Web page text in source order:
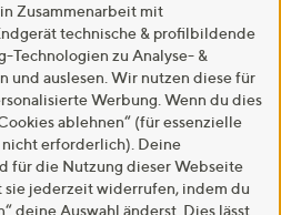
Zusammenarbeit mit
technische & profilbildende
Technologien zu Analyse- &
und auslesen. Wir nutzen diese für
Werbung. Wenn du dies
ablehnen“ (für essenzielle
erforderlich). Deine
für die Nutzung dieser Webseite
sie jederzeit widerrufen, indem du
deine Auswahl änderst. Dies lässt